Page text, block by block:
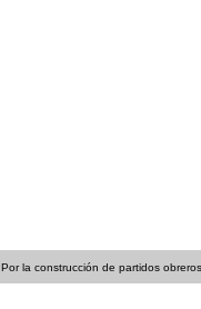
Por la construcción de partidos